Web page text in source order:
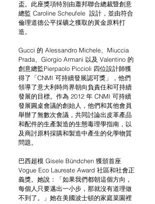
盃。此座獎項特別由蕭邦聯合總裁暨創意
總監 Caroline Scheufele  設計，並由符合
倫理道德公平採礦之獲取的黃金原料打
造。
Gucci 的 Alessandro Michele、Miuccia
Prada、Giorgio Armani 以及 Valentino 的
創意總監Pierpaolo Piccioli 四位設計師獲
得了「CNMI 可持續發展認可獎」，他們
領導了意大利時尚界朝向負責任和可持續
發展的目標。作為 2012 年 CNMI 可持續
發展圓桌會議的創始人，他們和其他會員
舉辦了無數次會議，共同討論出皮革產品
和配件的生產製造的生態毒理學指南，以
及商討原料採購和製造中產生的化學物質
問題。
巴西超模 Gisele Bündchen 獲頒首座
Vogue Eco Laureate Award 社區和社會正
義獎。她說：「如果我們都朝這個方向，
每個人只要邁出一小步，那就沒有道理做
不到了。」她在美國波士頓的家庭菜園裡